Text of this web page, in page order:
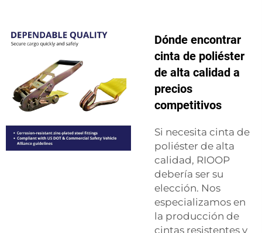
Dónde encontrar
cinta de poliéster
de alta calidad a
precios
competitivos
Si necesita cinta de
poliéster de alta
calidad, RIOOP
debería ser su
elección. Nos
especializamos en
la producción de
cintas resistentes y